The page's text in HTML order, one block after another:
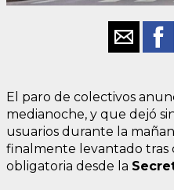
El paro de colectivos
medianoche, y que dejó
usuarios durante la
finalmente levantado tras
obligatoria desde la